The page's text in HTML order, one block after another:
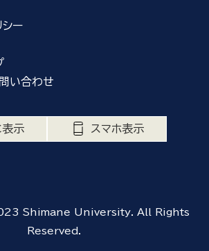
シー
い合わせ
表示 スマホ表示
Shimane University. All Rights
Reserved.